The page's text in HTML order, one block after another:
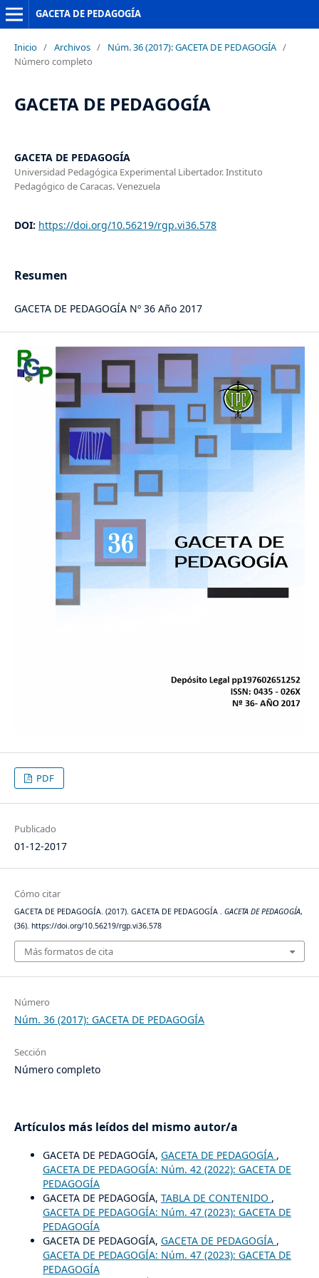
GACETA DE PEDAGOGÍA
Inicio / Archivos / Núm. 36 (2017): GACETA DE PEDAGOGÍA /
Número completo
GACETA DE PEDAGOGÍA
GACETA DE PEDAGOGÍA
Universidad Pedagógica Experimental Libertador. Instituto
Pedagógico de Caracas. Venezuela
DOI: https://doi.org/10.56219/rgp.vi36.578
Resumen
GACETA DE PEDAGOGÍA Nº 36 Año 2017
PDF
Publicado
01-12-2017
Cómo citar
GACETA DE PEDAGOGÍA. (2017). GACETA DE PEDAGOGÍA . GACETA DE PEDAGOGÍA,
(36). https://doi.org/10.56219/rgp.vi36.578
Más formatos de cita
Número
Núm. 36 (2017): GACETA DE PEDAGOGÍA
Sección
Número completo
Artículos más leídos del mismo autor/a
GACETA DE PEDAGOGÍA, GACETA DE PEDAGOGÍA ,
GACETA DE PEDAGOGÍA: Núm. 42 (2022): GACETA DE
PEDAGOGÍA
GACETA DE PEDAGOGÍA, TABLA DE CONTENIDO ,
GACETA DE PEDAGOGÍA: Núm. 47 (2023): GACETA DE
PEDAGOGÍA
GACETA DE PEDAGOGÍA, GACETA DE PEDAGOGÍA ,
GACETA DE PEDAGOGÍA: Núm. 47 (2023): GACETA DE
PEDAGOGÍA